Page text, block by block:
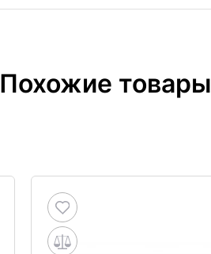
Похожие товары